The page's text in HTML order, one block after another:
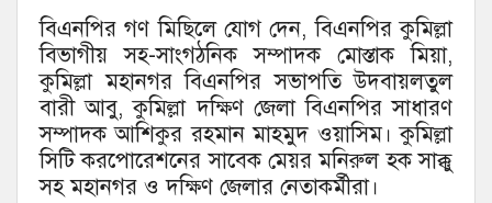
বিএনপির গণ মিছিলে যোগ দেন, বিএনপির কুমিল্লা
বিভাগীয় সহ-সাংগঠনিক সম্পাদক মোস্তাক মিয়া,
কুমিল্লা মহানগর বিএনপির সভাপতি উদবায়লতুল
বারী আবু, কুমিল্লা দক্ষিণ জেলা বিএনপির সাধারণ
সম্পাদক আশিকুর রহমান মাহমুদ ওয়াসিম। কুমিল্লা
সিটি করপোরেশনের সাবেক মেয়র মনিরুল হক সাক্কু
সহ মহানগর ও দক্ষিণ জেলার নেতাকর্মীরা।